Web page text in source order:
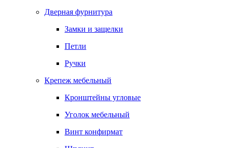
Дверная фурнитура
Замки и защелки
Петли
Ручки
Крепеж мебельный
Кронштейны угловые
Уголок мебельный
Винт конфирмат